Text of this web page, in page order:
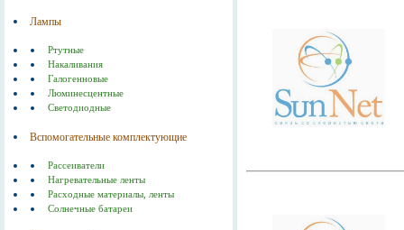
Лампы
Ртутные
Накаливания
Галогенновые
Люминесцентные
Светодиодные
Вспомогательные комплектующие
Рассеиватели
Нагревательные ленты
Расходные материалы, ленты
Солнечные батареи